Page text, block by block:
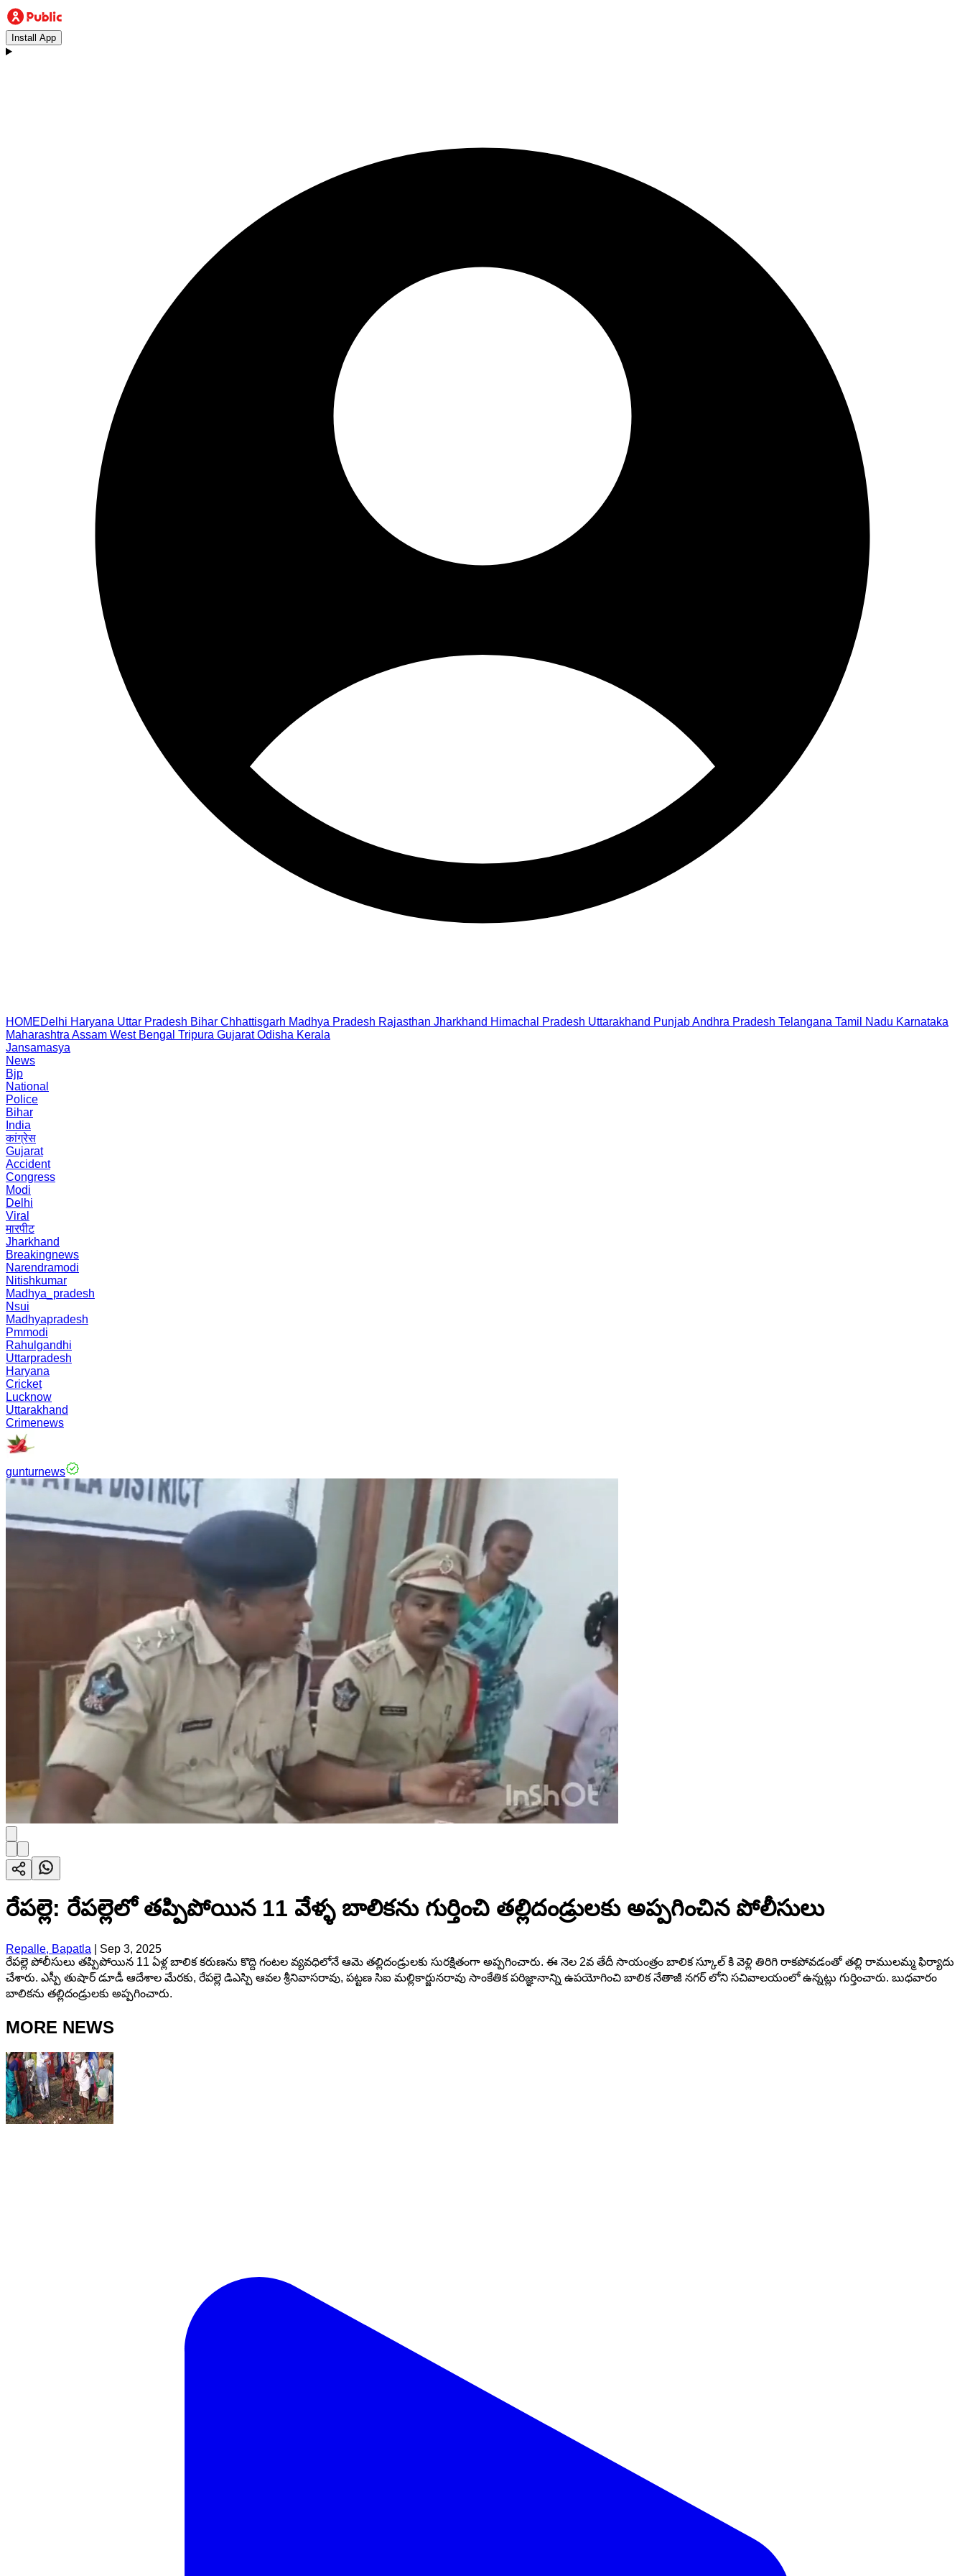
Install App
HOMEDelhi Haryana Uttar Pradesh Bihar Chhattisgarh Madhya Pradesh Rajasthan Jharkhand Himachal Pradesh Uttarakhand PunjabAndhra Pradesh Telangana Tamil Nadu Karnataka
Maharashtra Assam West Bengal Tripura Gujarat Odisha Kerala
Jansamasya
News
Bjp
National
Police
Bihar
India
कांग्रेस
Gujarat
Accident
Congress
Modi
Delhi
Viral
मारपीट
Jharkhand
Breakingnews
Narendramodi
Nitishkumar
Madhya_pradesh
Nsui
Madhyapradesh
Pmmodi
Rahulgandhi
Uttarpradesh
Haryana
Cricket
Lucknow
Uttarakhand
Crimenews
gunturnews
రేపల్లె: రేపల్లెలో తప్పిపోయిన 11 వేళ్ళ బాలికను గుర్తించి తల్లిదండ్రులకు అప్పగించిన పోలీసులు
Repalle, Bapatla
Sep 3, 2025
రేపల్లె పోలీసులు తప్పిపోయిన 11 ఏళ్ల బాలిక కరుణను కొద్ది గంటల వ్యవధిలోనే ఆమె తల్లిదండ్రులకు సురక్షితంగా అప్పగించారు. ఈ నెల 2వ తేదీ సాయంత్రం బాలిక స్కూల్ కి వెళ్లి తిరిగి రాకపోవడంతో తల్లి రాములమ్మ ఫిర్యాదు
చేశారు. ఎస్పీ తుషార్ డూడీ ఆదేశాల మేరకు, రేపల్లె డిఎస్పి ఆవల శ్రీనివాసరావు, పట్టణ సిఐ మల్లికార్జునరావు సాంకేతిక పరిజ్ఞానాన్ని ఉపయోగించి బాలిక నేతాజీ నగర్ లోని సచివాలయంలో ఉన్నట్లు గుర్తించారు. బుధవారం
బాలికను తల్లిదండ్రులకు అప్పగించారు.
MORE NEWS